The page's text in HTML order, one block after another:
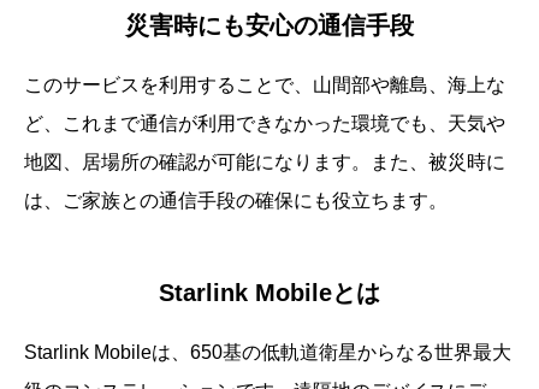
災害時にも安心の通信手段
このサービスを利用することで、山間部や離島、海上な
ど、これまで通信が利用できなかった環境でも、天気や
地図、居場所の確認が可能になります。また、被災時に
は、ご家族との通信手段の確保にも役立ちます。
Starlink Mobileとは
Starlink Mobileは、650基の低軌道衛星からなる世界最大